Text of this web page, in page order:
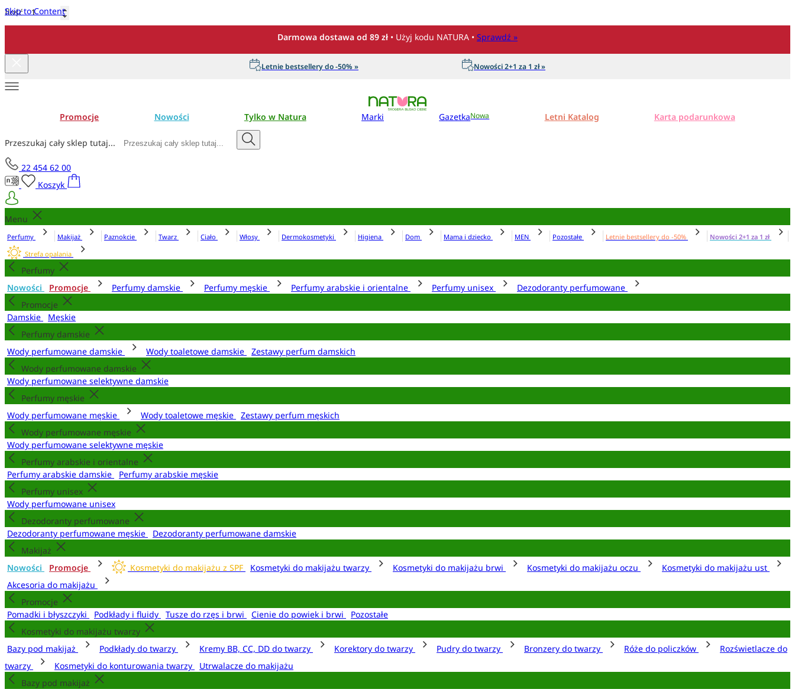
Skip to Content
Darmowa dostawa od 89 zł • Użyj kodu NATURA • Sprawdź »
Letnie bestsellery do -50% » Nowości 2+1 za 1 zł »
Promocje Nowości Tylko w Natura Marki GazetkaNowa Letni Katalog Karta podarunkowa
Przeszukaj cały sklep tutaj...
22 454 62 00
Koszyk
Menu
Perfumy Makijaż Paznokcie Twarz Ciało Włosy Dermokosmetyki Higiena Dom Mama i dziecko MEN Pozostałe Letnie bestsellery do -50%
Nowości 2+1 za 1 zł
Strefa opalania
Perfumy
Nowości
Promocje Perfumy damskie Perfumy męskie Perfumy arabskie i orientalne Perfumy unisex
Dezodoranty perfumowane
Promocje
Damskie
Męskie
Perfumy damskie
Wody perfumowane damskie
Wody toaletowe damskie
Zestawy perfum damskich
Wody perfumowane damskie
Wody perfumowane selektywne damskie
Perfumy męskie
Wody perfumowane męskie
Wody toaletowe męskie
Zestawy perfum męskich
Wody perfumowane męskie
Wody perfumowane selektywne męskie
Perfumy arabskie i orientalne
Perfumy arabskie damskie
Perfumy arabskie męskie
Perfumy unisex
Wody perfumowane unisex
Dezodoranty perfumowane
Dezodoranty perfumowane męskie
Dezodoranty perfumowane damskie
Makijaż
Nowości
Promocje Kosmetyki do makijażu z SPF Kosmetyki do makijażu twarzy Kosmetyki do makijażu brwi Kosmetyki do makijażu oczu
Kosmetyki do makijażu ust
Akcesoria do makijażu
Promocje
Pomadki i błyszczyki
Podkłady i fluidy Tusze do rzęs i brwi Cienie do powiek i brwi
Pozostałe
Kosmetyki do makijażu twarzy
Bazy pod makijaż
Podkłady do twarzy Kremy BB, CC, DD do twarzy Korektory do twarzy Pudry do twarzy Bronzery do twarzy Róże do policzków
Rozświetlacze do
twarzy
Kosmetyki do konturowania twarzy
Utrwalacze do makijażu
Bazy pod makijaż
Ilość